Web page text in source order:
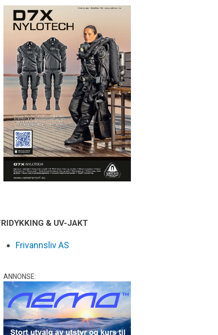
& UV-JAKT
Frivannsliv AS
ANNONSE: